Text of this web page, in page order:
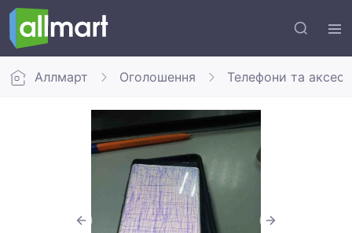
Аллмарт Оголошення Телефони та